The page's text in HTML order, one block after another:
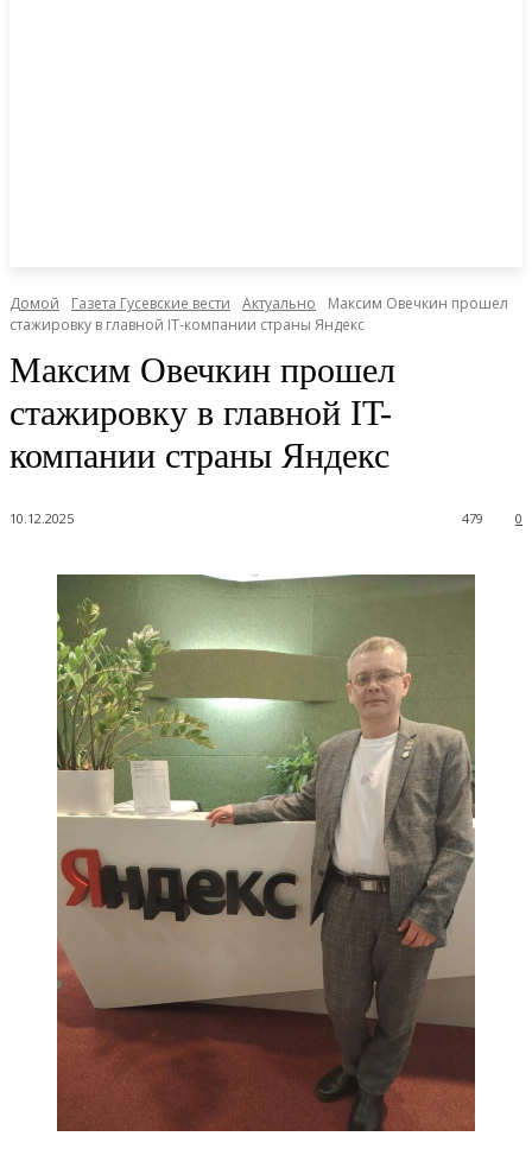
Домой Газета Гусевские вести Актуально
Максим Овечкин прошел
стажировку в главной IT-компании страны Яндекс
Максим Овечкин прошел
стажировку в главной IT-
компании страны Яндекс
10.12.2025 0
479